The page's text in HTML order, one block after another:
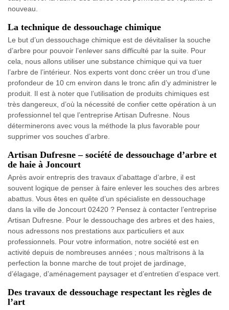
nouveau.
La technique de dessouchage chimique
Le but d’un dessouchage chimique est de dévitaliser la souche
d’arbre pour pouvoir l’enlever sans difficulté par la suite. Pour
cela, nous allons utiliser une substance chimique qui va tuer
l’arbre de l’intérieur. Nos experts vont donc créer un trou d’une
profondeur de 10 cm environ dans le tronc afin d’y administrer le
produit. Il est à noter que l’utilisation de produits chimiques est
très dangereux, d’où la nécessité de confier cette opération à un
professionnel tel que l’entreprise Artisan Dufresne. Nous
déterminerons avec vous la méthode la plus favorable pour
supprimer vos souches d’arbre.
Artisan Dufresne – société de dessouchage d’arbre et
de haie à Joncourt
Après avoir entrepris des travaux d’abattage d’arbre, il est
souvent logique de penser à faire enlever les souches des arbres
abattus. Vous êtes en quête d’un spécialiste en dessouchage
dans la ville de Joncourt 02420 ? Pensez à contacter l’entreprise
Artisan Dufresne. Pour le dessouchage des arbres et des haies,
nous adressons nos prestations aux particuliers et aux
professionnels. Pour votre information, notre société est en
activité depuis de nombreuses années ; nous maîtrisons à la
perfection la bonne marche de tout projet de jardinage,
d’élagage, d’aménagement paysager et d’entretien d’espace vert.
Des travaux de dessouchage respectant les règles de
l’art